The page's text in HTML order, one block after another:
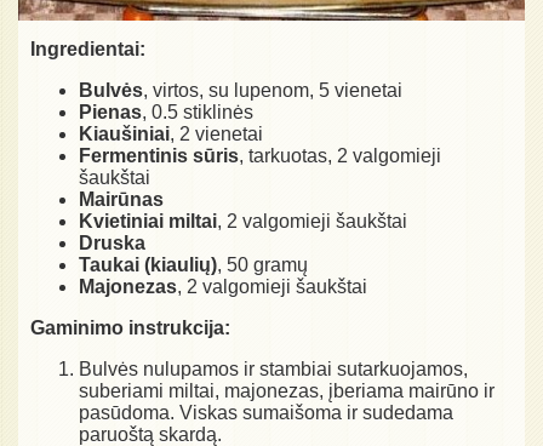
Ingredientai:
Bulvės, virtos, su lupenom, 5 vienetai
Pienas, 0.5 stiklinės
Kiaušiniai, 2 vienetai
Fermentinis sūris, tarkuotas, 2 valgomieji
šaukštai
Mairūnas
Kvietiniai miltai, 2 valgomieji šaukštai
Druska
Taukai (kiaulių), 50 gramų
Majonezas, 2 valgomieji šaukštai
Gaminimo instrukcija:
Bulvės nulupamos ir stambiai sutarkuojamos,
suberiami miltai, majonezas, įberiama mairūno ir
pasūdomа. Viskas sumaišoma ir sudedama
paruoštą skardą.